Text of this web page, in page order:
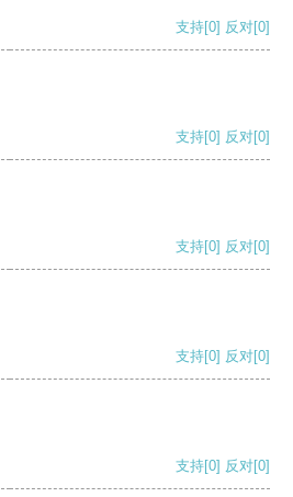
支持[0] 反对[0]
支持[0] 反对[0]
支持[0] 反对[0]
支持[0] 反对[0]
支持[0] 反对[0]